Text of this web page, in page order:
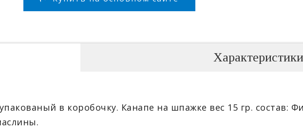
в коробочку. Канапе на шпажке вес 15 гр. состав:
Характеристики